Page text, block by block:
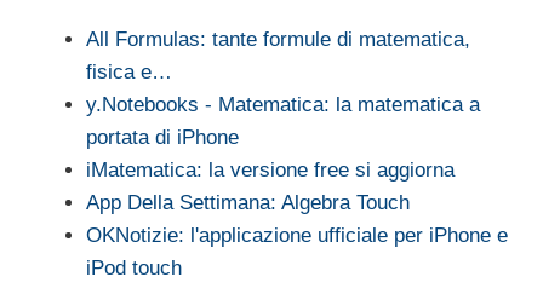
All Formulas: tante formule di matematica,
fisica e…
y.Notebooks - Matematica: la matematica a
portata di iPhone
iMatematica: la versione free si aggiorna
App Della Settimana: Algebra Touch
OKNotizie: l'applicazione ufficiale per iPhone e
iPod touch